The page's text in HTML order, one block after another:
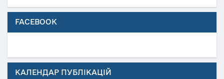
FACEBOOK
КАЛЕНДАР ПУБЛІКАЦІЙ